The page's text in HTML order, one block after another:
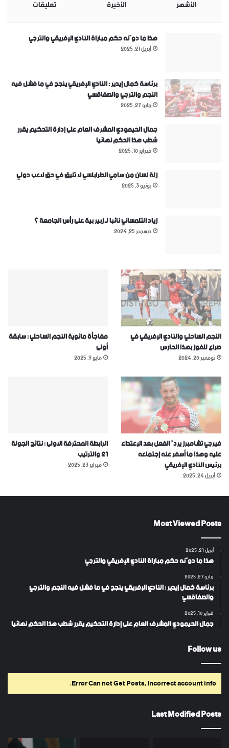
الأشهر الأخيرة تعليقات
هذا ما دوّنه حكم مباراة النادي الإفريقي والترجي
أبريل 21, 2025
برئاسة كمال إيدير : النادي الإفريقي ينجح في ما فشل فيه
النجم والترجي والصفاقسي
مايو 27, 2025
جمال الحيمودي المشرف العام على إدارة التحكيم يقرر
شطب هذا الحكم نهائيا
فبراير 10, 2025
زلة لسان من سامي الطرابلسي لا تليق في حق لاعب دولي
يونيو 3, 2025
زياد التلمساني نائبا لـ زبير بية على رأس الجامعة ؟
ديسمبر 25, 2024
النجم الساحلي والنادي الإفريقي في
صراع للفوز بهذا الحارس
نوفمبر 20, 2024
مفاجأة مائوية النجم الساحلي : سابقة
أولى
مايو 9, 2025
فيرجي تشامبرز يردّ الفعل بعد الإعتداء
عليه وهذا ما أسفر عنه إجتماعه
برئيس النادي الإفريقي
أبريل 24, 2025
الرابطة المحترفة الاولى : نتائج الجولة
21 والترتيب
فبراير 23, 2025
Most Viewed Posts
أبريل 21, 2025
هذا ما دوّنه حكم مباراة النادي الإفريقي والترجي
مايو 27, 2025
برئاسة كمال إيدير : النادي الإفريقي ينجح في ما فشل فيه النجم والترجي
والصفاقسي
فبراير 10, 2025
جمال الحيمودي المشرف العام على إدارة التحكيم يقرر شطب هذا الحكم نهائيا
Follow us
Error Can not Get Posts, Incorrect account info.
Last Modified Posts